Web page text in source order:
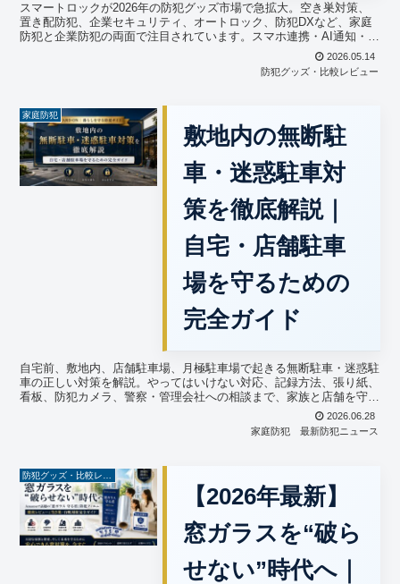
スマートロックが2026年の防犯グッズ市場で急拡大。空き巣対策、
置き配防犯、企業セキュリティ、オートロック、防犯DXなど、家庭
防犯と企業防犯の両面で注目されています。スマホ連携・AI通知・指
紋認証など最新機能や人気の理由、防犯カメラ以外で今もっとも勢い
のある防犯グッズとしての魅力をGUARD ONが詳しく解説します。
2026.05.14
防犯グッズ・比較レビュー
家庭防犯
敷地内の無断駐
車・迷惑駐車対
策を徹底解説｜
自宅・店舗駐車
場を守るための
完全ガイド
自宅前、敷地内、店舗駐車場、月極駐車場で起きる無断駐車・迷惑駐
車の正しい対策を解説。やってはいけない対応、記録方法、張り紙、
看板、防犯カメラ、警察・管理会社への相談まで、家族と店舗を守る
2026.06.28
家庭防犯
最新防犯ニュース
【2026年最新】
窓ガラスを“破ら
せない”時代へ｜